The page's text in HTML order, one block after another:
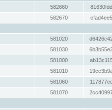
582660
582670
581020
581030
581000
581010
581060
581070